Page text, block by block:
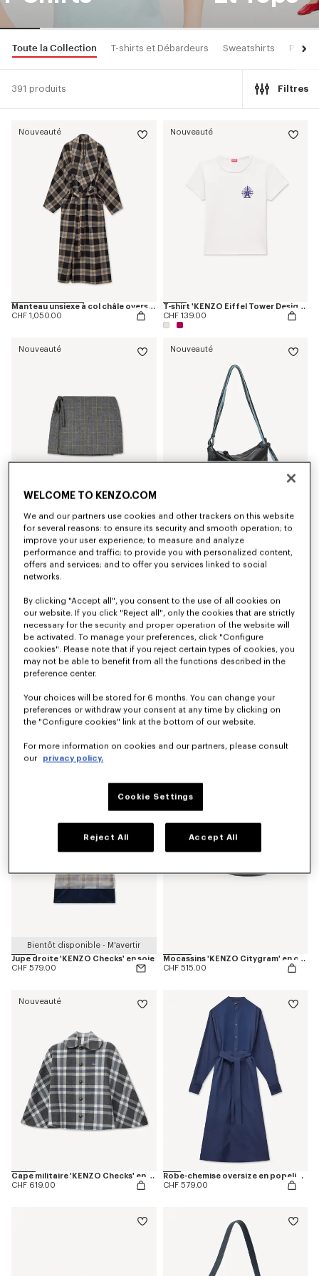
Toute la Collection T-shirts et Débardeurs Sweatshirts Pulls
391 produits Filtres
Nouveauté
Manteau unsiexe à col châle oversize 'KENZO Checks' en laine mélangée
CHF 1,050.00
Nouveauté
T-shirt 'KENZO Eiffel Tower Design' en coton
CHF 139.00
Nouveauté
Jupe portefeuille courte 'KENZO Checks' en tweed de laine
CHF 515.00
Nouveauté
CHF 475.00
Nouveauté
Blouson unisexe 'KENZO Stripes' en jacquard de laine et polyamide
CHF 829.00
CHF 475.00
Bientôt disponible - M'avertir
Jupe droite 'KENZO Checks' en soie
CHF 579.00
Nouveauté
Mocassins 'KENZO Citygram' en cuir
CHF 515.00
Nouveauté
Cape militaire 'KENZO Checks' en laine mélangée
CHF 619.00
Robe-chemise oversize en popeline de coton
CHF 579.00
WELCOME TO KENZO.COM
We and our partners use cookies and other trackers on this website
for several reasons: to ensure its security and smooth operation; to
improve your user experience; to measure and analyze
performance and traffic; to provide you with personalized content,
offers and services; and to offer you services linked to social
networks.
By clicking "Accept all", you consent to the use of all cookies on
our website. If you click "Reject all", only the cookies that are strictly
necessary for the security and proper operation of the website will
be activated. To manage your preferences, click "Configure
cookies". Please note that if you reject certain types of cookies, you
may not be able to benefit from all the functions described in the
preference center.
Your choices will be stored for 6 months. You can change your
preferences or withdraw your consent at any time by clicking on
the "Configure cookies" link at the bottom of our website.
For more information on cookies and our partners, please consult
our
privacy policy.
Cookie Settings
Reject All Accept All